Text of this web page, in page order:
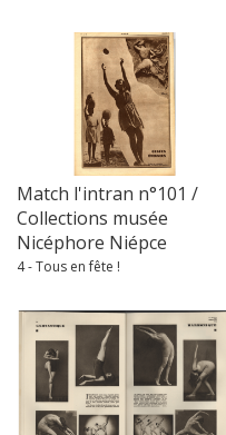
Match l'intran n°101 /
Collections musée
Nicéphore Niépce
4 - Tous en fête !